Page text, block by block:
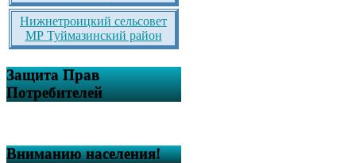
Нижнетроицкий сельсовет
МР Туймазинский район
Защита Прав
Потребителей
Вниманию населения!